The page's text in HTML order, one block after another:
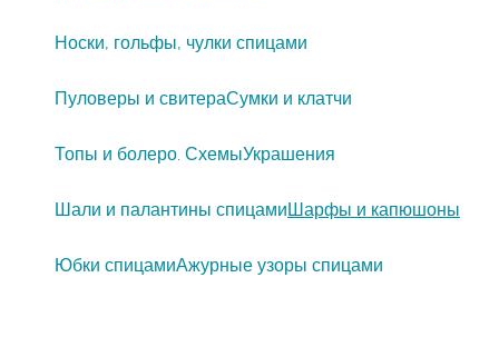
Носки, гольфы, чулки спицами
Пуловеры и свитераСумки и клатчи
Топы и болеро. СхемыУкрашения
Шали и палантины спицамиШарфы и капюшоны
Юбки спицамиАжурные узоры спицами